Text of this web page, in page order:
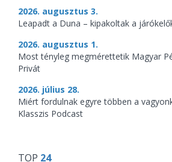
2026. augusztus 3.
Leapadt a Duna – kipakoltak a
2026. augusztus 1.
Most tényleg megmérettetik Magyar
Privát
2026. július 28.
Miért fordulnak egyre többen a
Klasszis Podcast
TOP 24